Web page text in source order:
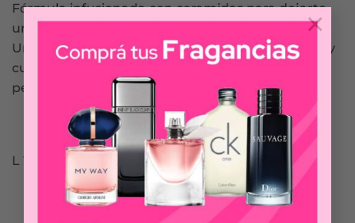
×
Fórmula infusionada con ceramidas para dejarte
un pestañon hasta por 36 horas.
Un icónico cepillo de doble gancho para levantar y
curvear tus pestañas, ideal para todo tipo de
pestañas.
L´OREÁL